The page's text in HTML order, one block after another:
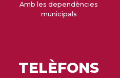
Amb les dependències
municipals
TELÈFONS